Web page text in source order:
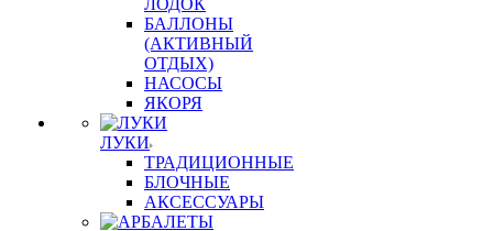
ЛОДОК
БАЛЛОНЫ
(АКТИВНЫЙ
ОТДЫХ)
НАСОСЫ
ЯКОРЯ
ЛУКИ
ТРАДИЦИОННЫЕ
БЛОЧНЫЕ
АКСЕССУАРЫ